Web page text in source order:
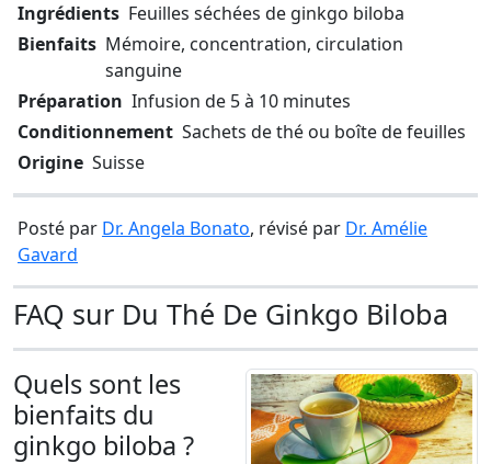
Ingrédients Feuilles séchées de ginkgo biloba
Bienfaits Mémoire, concentration, circulation
sanguine
Préparation Infusion de 5 à 10 minutes
Conditionnement Sachets de thé ou boîte de feuilles
Origine Suisse
Posté par Dr. Angela Bonato, révisé par Dr. Amélie
Gavard
FAQ sur Du Thé De Ginkgo Biloba
Quels sont les
bienfaits du
ginkgo biloba ?